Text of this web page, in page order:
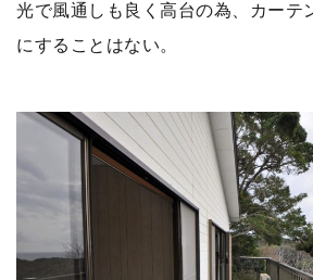
光で風通しも良く高台の為、カーテ
にすることはない。